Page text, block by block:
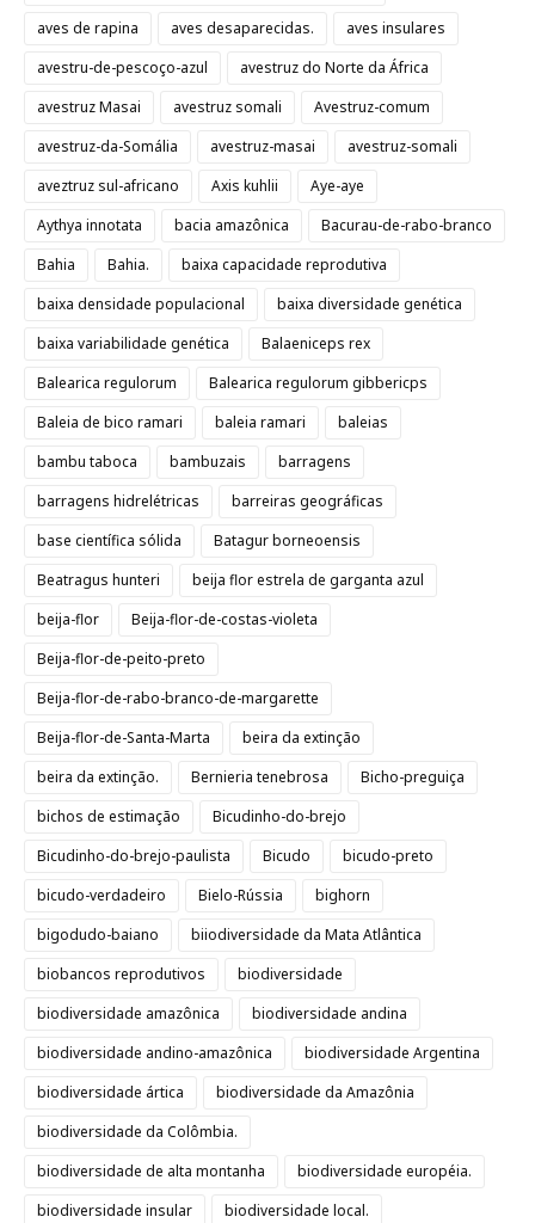
aves de rapina
aves desaparecidas.
aves insulares
avestru-de-pescoço-azul
avestruz do Norte da África
avestruz Masai
avestruz somali
Avestruz-comum
avestruz-da-Somália
avestruz-masai
avestruz-somali
aveztruz sul-africano
Axis kuhlii
Aye-aye
Aythya innotata
bacia amazônica
Bacurau-de-rabo-branco
Bahia
Bahia.
baixa capacidade reprodutiva
baixa densidade populacional
baixa diversidade genética
baixa variabilidade genética
Balaeniceps rex
Balearica regulorum
Balearica regulorum gibbericps
Baleia de bico ramari
baleia ramari
baleias
bambu taboca
bambuzais
barragens
barragens hidrelétricas
barreiras geográficas
base científica sólida
Batagur borneoensis
Beatragus hunteri
beija flor estrela de garganta azul
beija-flor
Beija-flor-de-costas-violeta
Beija-flor-de-peito-preto
Beija-flor-de-rabo-branco-de-margarette
Beija-flor-de-Santa-Marta
beira da extinção
beira da extinção.
Bernieria tenebrosa
Bicho-preguiça
bichos de estimação
Bicudinho-do-brejo
Bicudinho-do-brejo-paulista
Bicudo
bicudo-preto
bicudo-verdadeiro
Bielo-Rússia
bighorn
bigodudo-baiano
biiodiversidade da Mata Atlântica
biobancos reprodutivos
biodiversidade
biodiversidade amazônica
biodiversidade andina
biodiversidade andino-amazônica
biodiversidade Argentina
biodiversidade ártica
biodiversidade da Amazônia
biodiversidade da Colômbia.
biodiversidade de alta montanha
biodiversidade européia.
biodiversidade insular
biodiversidade local.